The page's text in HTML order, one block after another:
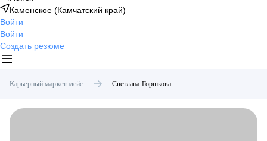
Каменское (Камчатский край)
Войти
Войти
Создать резюме
Карьерный маркетплейс Светлана Горшкова